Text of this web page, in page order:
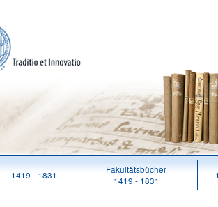
1419 - 1831
Fakultätsbücher
1419 - 1831